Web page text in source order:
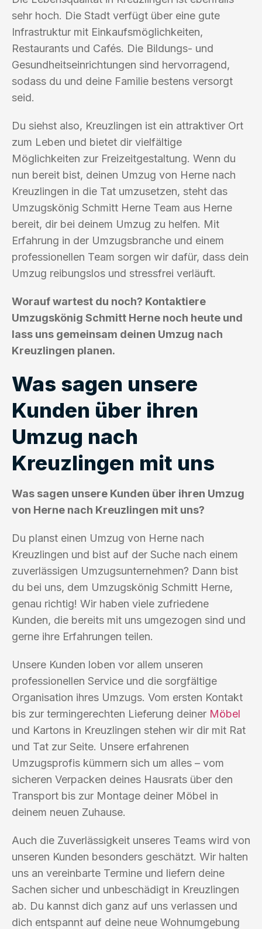
sehr hoch. Die Stadt verfügt über eine gute
Infrastruktur mit Einkaufsmöglichkeiten,
Restaurants und Cafés. Die Bildungs- und
Gesundheitseinrichtungen sind hervorragend,
sodass du und deine Familie bestens versorgt
seid.
Du siehst also, Kreuzlingen ist ein attraktiver Ort
zum Leben und bietet dir vielfältige
Möglichkeiten zur Freizeitgestaltung. Wenn du
nun bereit bist, deinen Umzug von Herne nach
Kreuzlingen in die Tat umzusetzen, steht das
Umzugskönig Schmitt Herne Team aus Herne
bereit, dir bei deinem Umzug zu helfen. Mit
Erfahrung in der Umzugsbranche und einem
professionellen Team sorgen wir dafür, dass dein
Umzug reibungslos und stressfrei verläuft.
Worauf wartest du noch? Kontaktiere
Umzugskönig Schmitt Herne noch heute und
lass uns gemeinsam deinen Umzug nach
Kreuzlingen planen.
Was sagen unsere
Kunden über ihren
Umzug nach
Kreuzlingen mit uns
Was sagen unsere Kunden über ihren Umzug
von Herne nach Kreuzlingen mit uns?
Du planst einen Umzug von Herne nach
Kreuzlingen und bist auf der Suche nach einem
zuverlässigen Umzugsunternehmen? Dann bist
du bei uns, dem Umzugskönig Schmitt Herne,
genau richtig! Wir haben viele zufriedene
Kunden, die bereits mit uns umgezogen sind und
gerne ihre Erfahrungen teilen.
Unsere Kunden loben vor allem unseren
professionellen Service und die sorgfältige
Organisation ihres Umzugs. Vom ersten Kontakt
bis zur termingerechten Lieferung deiner Möbel
und Kartons in Kreuzlingen stehen wir dir mit Rat
und Tat zur Seite. Unsere erfahrenen
Umzugsprofis kümmern sich um alles – vom
sicheren Verpacken deines Hausrats über den
Transport bis zur Montage deiner Möbel in
deinem neuen Zuhause.
Auch die Zuverlässigkeit unseres Teams wird von
unseren Kunden besonders geschätzt. Wir halten
uns an vereinbarte Termine und liefern deine
Sachen sicher und unbeschädigt in Kreuzlingen
ab. Du kannst dich ganz auf uns verlassen und
dich entspannt auf deine neue Wohnumgebung